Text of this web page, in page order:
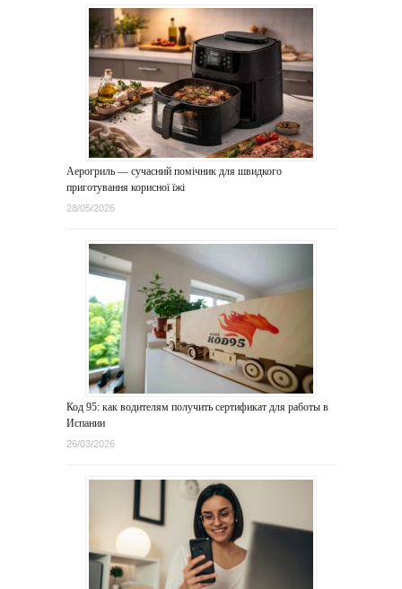
Аерогриль — сучасний помічник для швидкого
приготування корисної їжі
28/05/2026
Код 95: как водителям получить сертификат для работы в
Испании
26/03/2026